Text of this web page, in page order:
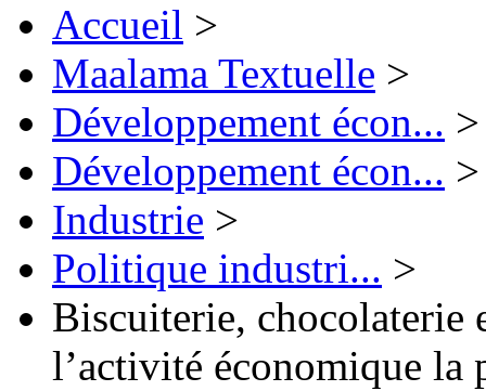
Accueil >
Maalama Textuelle >
Développement écon... >
Développement écon... >
Industrie >
Politique industri... >
Biscuiterie, chocolaterie
l’activité économique la